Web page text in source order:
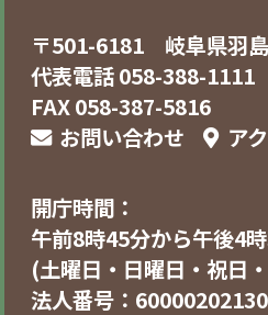
〒501-6181 岐阜県羽
代表電話 058-388-1111
FAX 058-387-5816
お問い合わせ
ア
開庁時間：
午前8時45分から午後4
(土曜日・日曜日・祝日
法人番号：